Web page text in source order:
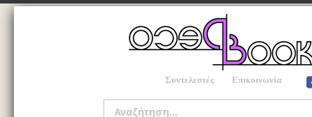
Συντελεστές Επικοινωνία